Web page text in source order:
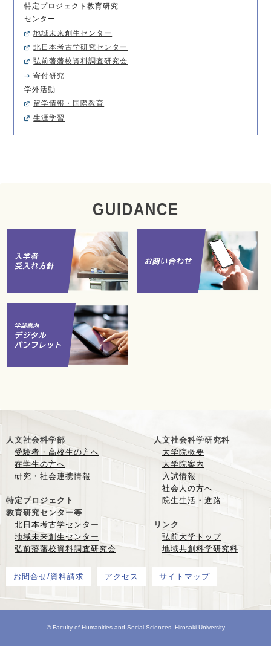
特定プロジェクト教育研究
センター
地域未来創生センター
北日本考古学研究センター
弘前藩藩校資料調査研究会
寄付研究
学外活動
留学情報・国際教育
生涯学習
GUIDANCE
人文社会科学部
受験者・高校生の方へ
在学生の方へ
研究・社会連携情報
特定プロジェクト
教育研究センター等
北日本考古学センター
地域未来創生センター
弘前藩藩校資料調査研究会
人文社会科学研究科
大学院概要
大学院案内
入試情報
社会人の方へ
院生生活・進路
リンク
弘前大学トップ
地域共創科学研究科
お問合せ/資料請求 アクセス サイトマップ
© Faculty of Humanities and Social Sciences, Hirosaki University